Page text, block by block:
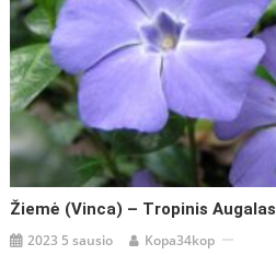
Žiemė (Vinca) – Tropinis Augalas
2023 5 sausio Kopa34kop